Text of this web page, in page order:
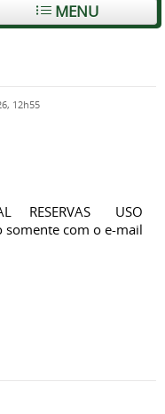
MENU
12h55
RESERVAS USO
somente com o e-mail